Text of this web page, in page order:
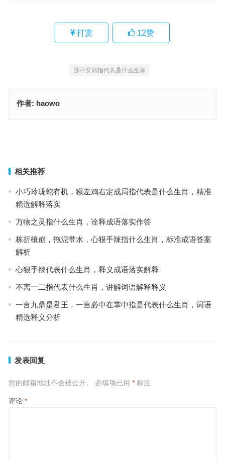
打赏 12赞
卧不安席指代表是什么生肖
作者: haowo
相关推荐
小巧玲珑蛇有机，猴左鸡右定成局指代表是什么生肖，精准
精选解释落实
万物之灵指什么生肖，诠释成语落实作答
栋折榱崩，拖泥带水，心狠手辣指什么生肖，标准成语答案
解析
心狠手辣代表什么生肖，释义成语落实解释
不离一二指代表什么生肖，讲解词语解释释义
一言九鼎是君王，一言必中在掌中指是代表什么生肖，词语
精选释义分析
发表回复
您的邮箱地址不会被公开。 必填项已用 *标注
评论 *